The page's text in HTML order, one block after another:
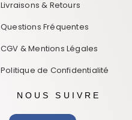
Livraisons & Retours
Questions Fréquentes
CGV & Mentions Légales
Politique de Confidentialité
NOUS SUIVRE